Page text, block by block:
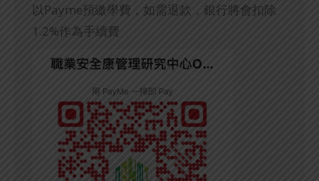
以Payme預繳學費，如需退款，銀行將會扣除
1.2%作為手續費